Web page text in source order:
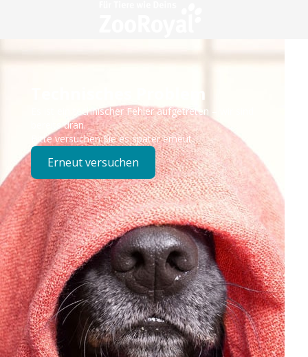
Technisches Problem
Es ist ein technischer Fehler aufgetreten – wir sind
bereits dran.
Bitte versuchen Sie es später erneut.
Erneut versuchen